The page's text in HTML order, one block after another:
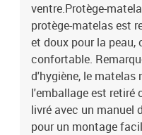
ventre.Protège-
protège-matelas est
et doux pour la peau,
confortable.
d'hygiène, le matelas
l'emballage est retiré
livré avec un manuel
pour un montage